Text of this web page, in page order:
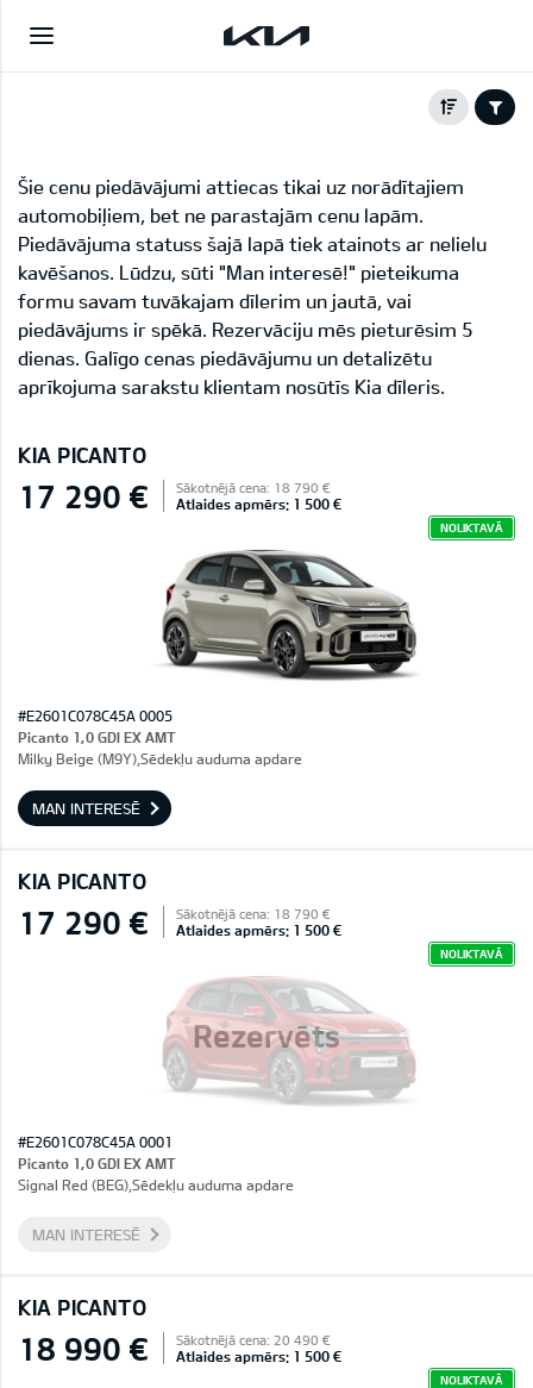
Šie cenu piedāvājumi attiecas tikai uz norādītajiem
automobiļiem, bet ne parastajām cenu lapām.
Piedāvājuma statuss šajā lapā tiek atainots ar nelielu
kavēšanos. Lūdzu, sūti "Man interesē!" pieteikuma
formu savam tuvākajam dīlerim un jautā, vai
piedāvājums ir spēkā. Rezervāciju mēs pieturēsim 5
dienas. Galīgo cenas piedāvājumu un detalizētu
aprīkojuma sarakstu klientam nosūtīs Kia dīleris.
KIA PICANTO
17 290 € Sākotnējā cena: 18 790 €
Atlaides apmērs: 1 500 €
NOLIKTAVĀ
#E2601C078C45A 0005
Picanto 1,0 GDI EX AMT
Milky Beige (M9Y),Sēdekļu auduma apdare
MAN INTERESĒ
KIA PICANTO
Rezervēts
17 290 € Sākotnējā cena: 18 790 €
Atlaides apmērs: 1 500 €
NOLIKTAVĀ
#E2601C078C45A 0001
Picanto 1,0 GDI EX AMT
Signal Red (BEG),Sēdekļu auduma apdare
MAN INTERESĒ
KIA PICANTO
18 990 € Sākotnējā cena: 20 490 €
Atlaides apmērs: 1 500 €
NOLIKTAVĀ